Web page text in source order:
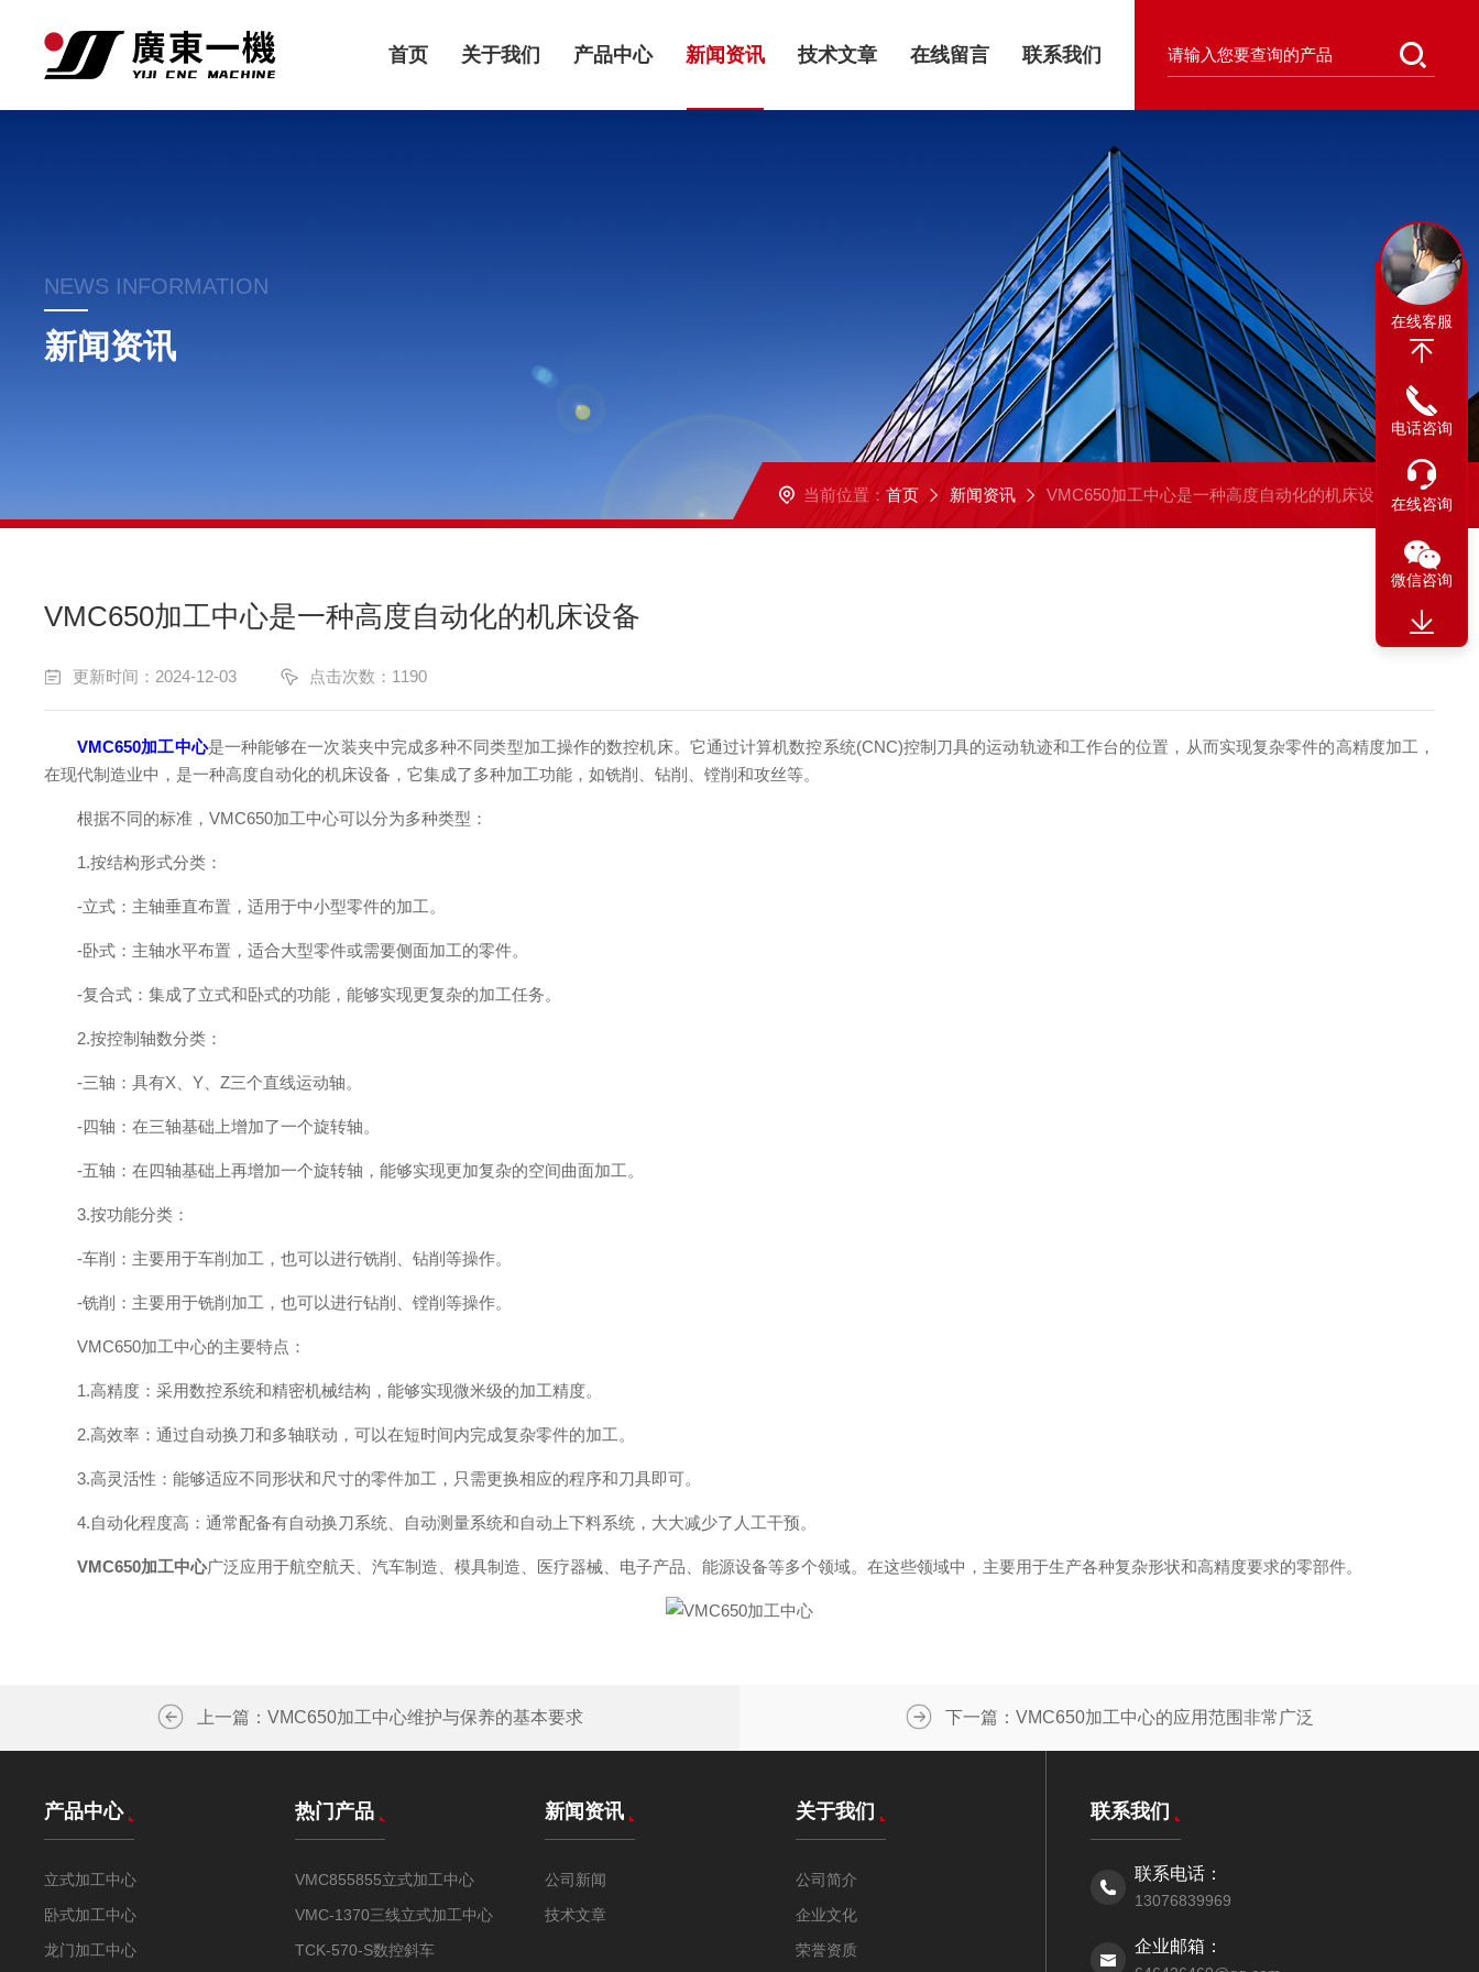
首页 关于我们 产品中心 新闻资讯 技术文章 在线留言 联系我们
NEWS INFORMATION
新闻资讯
当前位置： 首页 新闻资讯 VMC650加工中心是一种高度自动化的机床设备
VMC650加工中心是一种高度自动化的机床设备
更新时间：2024-12-03 点击次数：1190
VMC650加工中心是一种能够在一次装夹中完成多种不同类型加工操作的数控机床。它通过计算机数控系统(CNC)控制刀具的运动轨迹和工作台的位置，从而实现复杂零件的高精度加工，
在现代制造业中，是一种高度自动化的机床设备，它集成了多种加工功能，如铣削、钻削、镗削和攻丝等。
根据不同的标准，VMC650加工中心可以分为多种类型：
1.按结构形式分类：
-立式：主轴垂直布置，适用于中小型零件的加工。
-卧式：主轴水平布置，适合大型零件或需要侧面加工的零件。
-复合式：集成了立式和卧式的功能，能够实现更复杂的加工任务。
2.按控制轴数分类：
-三轴：具有X、Y、Z三个直线运动轴。
-四轴：在三轴基础上增加了一个旋转轴。
-五轴：在四轴基础上再增加一个旋转轴，能够实现更加复杂的空间曲面加工。
3.按功能分类：
-车削：主要用于车削加工，也可以进行铣削、钻削等操作。
-铣削：主要用于铣削加工，也可以进行钻削、镗削等操作。
VMC650加工中心的主要特点：
1.高精度：采用数控系统和精密机械结构，能够实现微米级的加工精度。
2.高效率：通过自动换刀和多轴联动，可以在短时间内完成复杂零件的加工。
3.高灵活性：能够适应不同形状和尺寸的零件加工，只需更换相应的程序和刀具即可。
4.自动化程度高：通常配备有自动换刀系统、自动测量系统和自动上下料系统，大大减少了人工干预。
VMC650加工中心广泛应用于航空航天、汽车制造、模具制造、医疗器械、电子产品、能源设备等多个领域。在这些领域中，主要用于生产各种复杂形状和高精度要求的零部件。
上一篇： VMC650加工中心维护与保养的基本要求 下一篇： VMC650加工中心的应用范围非常广泛
联系我们
联系电话：
13076839969
企业邮箱：
产品中心
立式加工中心
卧式加工中心
龙门加工中心
热门产品
VMC855855立式加工中心
VMC-1370三线立式加工中心
TCK-570-S数控斜车
新闻资讯
公司新闻
技术文章
关于我们
公司简介
企业文化
荣誉资质
在线客服
电话咨询
在线咨询
微信咨询